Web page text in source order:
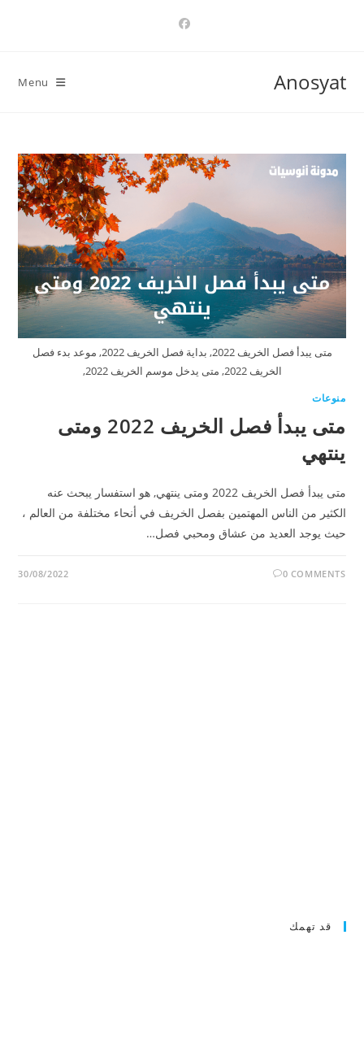
Anosyat
Menu
متى يبدأ فصل الخريف 2022, بداية فصل الخريف 2022, موعد بدء فصل
الخريف 2022, متى يدخل موسم الخريف 2022,
منوعات
متى يبدأ فصل الخريف 2022 ومتى
ينتهي
متى يبدأ فصل الخريف 2022 ومتى ينتهي, هو استفسار يبحث عنه
الكثير من الناس المهتمين بفصل الخريف في أنحاء مختلفة من العالم ،
حيث يوجد العديد من عشاق ومحبي فصل…
0 COMMENTS
30/08/2022
قد تهمك